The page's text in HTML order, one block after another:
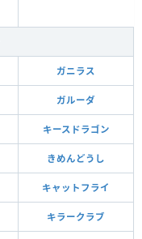
ガニラス
ガルーダ
キースドラゴン
きめんどうし
キャットフライ
キラークラブ